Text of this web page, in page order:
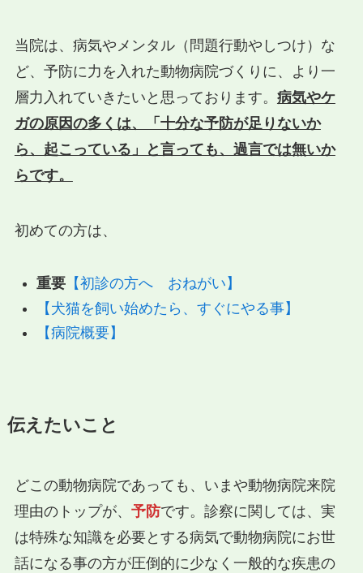
当院は、病気やメンタル（問題行動やしつけ）な
ど、予防に力を入れた動物病院づくりに、より一
層力入れていきたいと思っております。 病気やケ
ガの原因の多くは、「十分な予防が足りないか
ら、起こっている」と言っても、過言では無いか
らです。
初めての方は、
重要【初診の方へ おねがい】
【犬猫を飼い始めたら、すぐにやる事】
【病院概要】
伝えたいこと
どこの動物病院であっても、いまや動物病院来院
理由のトップが、 予防です。診察に関しては、実
は特殊な知識を必要とする病気で動物病院にお世
話になる事の方が圧倒的に少なく一般的な疾患の